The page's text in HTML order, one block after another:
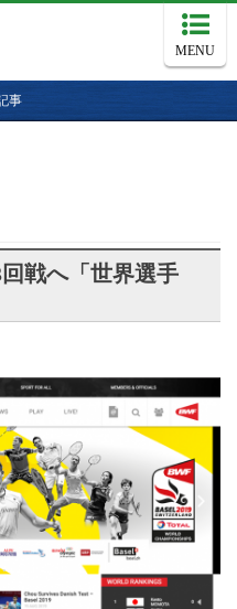
MENU
事
戦へ「世界選手